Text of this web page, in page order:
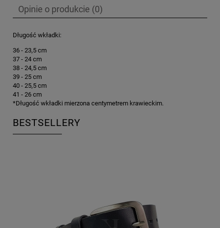
Opinie o produkcie (0)
Długość wkładki:
36 - 23,5 cm
37 - 24 cm
38 - 24,5 cm
39 - 25 cm
40 - 25,5 cm
41 - 26 cm
*Długość wkładki mierzona centymetrem krawieckim.
BESTSELLERY